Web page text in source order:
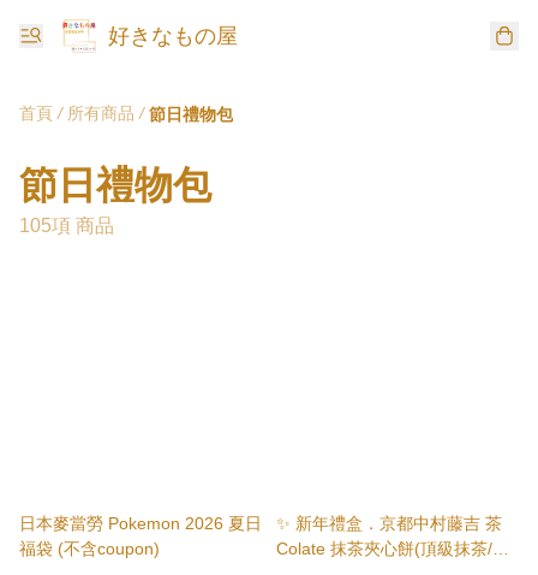
好きなもの屋
首頁 / 所有商品 / 節日禮物包
節日禮物包
105項 商品
日本麥當勞 Pokemon 2026 夏日
福袋 (不含coupon)
✨ 新年禮盒．京都中村藤吉 茶
Colate 抹茶夾心餅(頂級抹茶/焙